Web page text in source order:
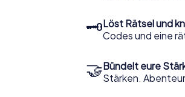
🗝Löst Rätsel und
Codes und eine
🤝Bündelt eure
Stärken.